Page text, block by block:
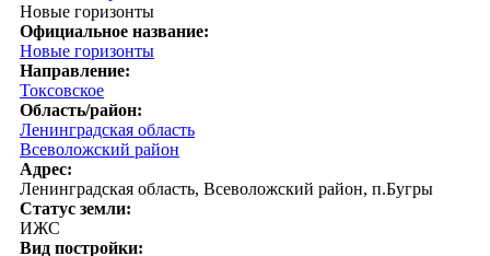
Новые горизонты
Официальное название:
Новые горизонты
Направление:
Токсовское
Область/район:
Ленинградская область
Всеволожский район
Адрес:
Ленинградская область, Всеволожский район, п.Бугры
Статус земли:
ИЖС
Вид постройки: